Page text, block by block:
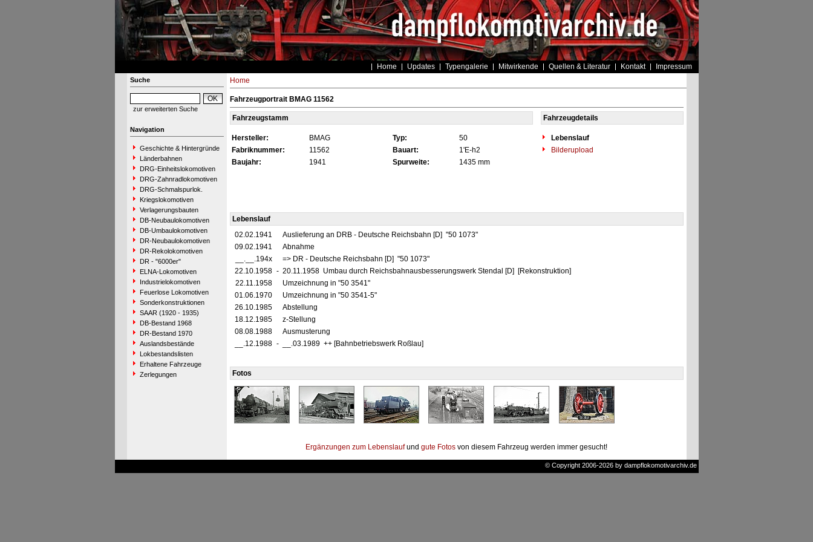
Home Updates Typengalerie Mitwirkende Quellen & Literatur Kontakt Impressum
Suche
zur erweiterten Suche
Navigation
Geschichte & Hintergründe
Länderbahnen
DRG-Einheitslokomotiven
DRG-Zahnradlokomotiven
DRG-Schmalspurlok.
Kriegslokomotiven
Verlagerungsbauten
DB-Neubaulokomotiven
DB-Umbaulokomotiven
DR-Neubaulokomotiven
DR-Rekolokomotiven
DR - "6000er"
ELNA-Lokomotiven
Industrielokomotiven
Feuerlose Lokomotiven
Sonderkonstruktionen
SAAR (1920 - 1935)
DB-Bestand 1968
DR-Bestand 1970
Auslandsbestände
Lokbestandslisten
Erhaltene Fahrzeuge
Zerlegungen
Home
Fahrzeugportrait BMAG 11562
Fahrzeugstamm Fahrzeugdetails
Hersteller: BMAG Typ: 50
Lebenslauf
Fabriknummer:
11562 Bauart: 1'E-h2
Bilderupload
Baujahr:
1941 Spurweite: 1435 mm
Lebenslauf
02.02.1941
Auslieferung an DRB - Deutsche Reichsbahn [D] "50 1073"
09.02.1941
Abnahme
__.__.194x
=> DR - Deutsche Reichsbahn [D] "50 1073"
22.10.1958 - 20.11.1958 Umbau durch Reichsbahnausbesserungswerk Stendal [D] [Rekonstruktion]
22.11.1958
Umzeichnung in "50 3541"
01.06.1970
Umzeichnung in "50 3541-5"
26.10.1985
Abstellung
18.12.1985
z-Stellung
08.08.1988
Ausmusterung
__.12.1988 - __.03.1989 ++ [Bahnbetriebswerk Roßlau]
Fotos
Ergänzungen zum Lebenslaufund gute Fotos von diesem Fahrzeug werden immer gesucht!
© Copyright 2006-2026 by dampflokomotivarchiv.de